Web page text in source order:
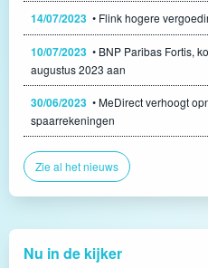
14/07/2023 • Flink hogere
10/07/2023 • BNP Paribas Fortis,
augustus 2023 aan
30/06/2023 • MeDirect verhoogt
spaarrekeningen
Zie al het nieuws
Nu in de kijker